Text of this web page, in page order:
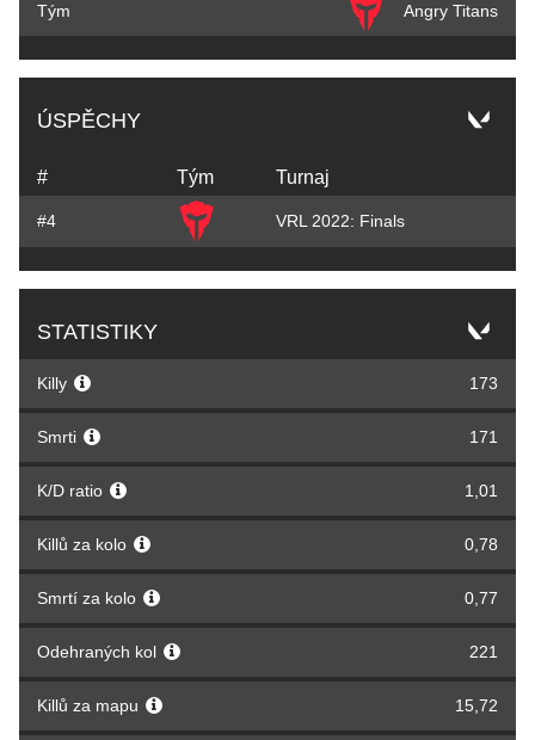
Tým Angry Titans
ÚSPĚCHY
# Tým Turnaj
#4 VRL 2022: Finals
STATISTIKY
Killy 173
Smrti 171
K/D ratio 1,01
Killů za kolo 0,78
Smrtí za kolo 0,77
Odehraných kol 221
Killů za mapu 15,72